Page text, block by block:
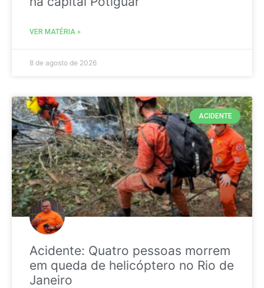
VER MATÉRIA »
8 de agosto de 2026
ACIDENTE
Acidente: Quatro pessoas morrem
em queda de helicóptero no Rio de
Janeiro